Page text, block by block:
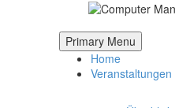
Primary Menu
Home
Veranstaltungen